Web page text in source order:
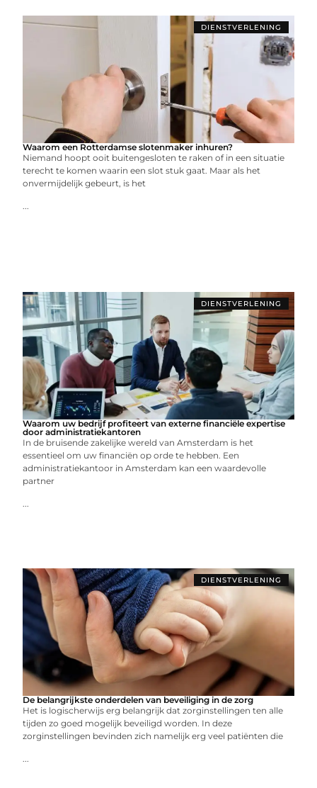
DIENSTVERLENING
Waarom een Rotterdamse slotenmaker inhuren?
Niemand hoopt ooit buitengesloten te raken of in een situatie
terecht te komen waarin een slot stuk gaat. Maar als het
onvermijdelijk gebeurt, is het
...
DIENSTVERLENING
Waarom uw bedrijf profiteert van externe financiële expertise
door administratiekantoren
In de bruisende zakelijke wereld van Amsterdam is het
essentieel om uw financiën op orde te hebben. Een
administratiekantoor in Amsterdam kan een waardevolle
partner
...
DIENSTVERLENING
De belangrijkste onderdelen van beveiliging in de zorg
Het is logischerwijs erg belangrijk dat zorginstellingen ten alle
tijden zo goed mogelijk beveiligd worden. In deze
zorginstellingen bevinden zich namelijk erg veel patiënten die
...